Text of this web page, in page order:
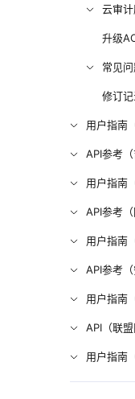
云审
升级
常见
修订
用户指南
API参考（
用户指南
API参考（
用户指南
API参考（
用户指南
API（联盟
用户指南